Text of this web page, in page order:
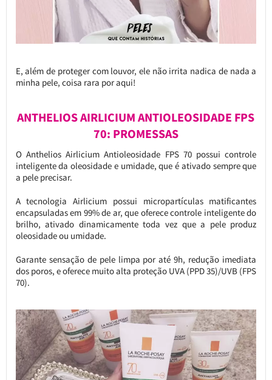
E, além de proteger com louvor, ele não irrita nadica de nada a
minha pele, coisa rara por aqui!
ANTHELIOS AIRLICIUM ANTIOLEOSIDADE FPS
70: PROMESSAS
O Anthelios Airlicium Antioleosidade FPS 70 possui controle
inteligente da oleosidade e umidade, que é ativado sempre que
a pele precisar.
A tecnologia Airlicium possui micropartículas matificantes
encapsuladas em 99% de ar, que oferece controle inteligente do
brilho, ativado dinamicamente toda vez que a pele produz
oleosidade ou umidade.
Garante sensação de pele limpa por até 9h, redução imediata
dos poros, e oferece muito alta proteção UVA (PPD 35)/UVB (FPS
70).